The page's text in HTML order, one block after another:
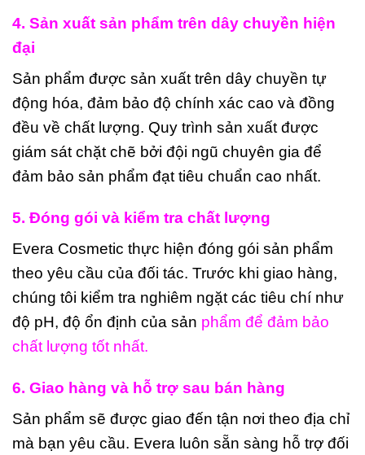
4. Sản xuất sản phẩm trên dây chuyền hiện
đại
Sản phẩm được sản xuất trên dây chuyền tự
động hóa, đảm bảo độ chính xác cao và đồng
đều về chất lượng. Quy trình sản xuất được
giám sát chặt chẽ bởi đội ngũ chuyên gia để
đảm bảo sản phẩm đạt tiêu chuẩn cao nhất.
5. Đóng gói và kiểm tra chất lượng
Evera Cosmetic thực hiện đóng gói sản phẩm
theo yêu cầu của đối tác. Trước khi giao hàng,
chúng tôi kiểm tra nghiêm ngặt các tiêu chí như
độ pH, độ ổn định của sản phẩm để đảm bảo
chất lượng tốt nhất.
6. Giao hàng và hỗ trợ sau bán hàng
Sản phẩm sẽ được giao đến tận nơi theo địa chỉ
mà bạn yêu cầu. Evera luôn sẵn sàng hỗ trợ đối